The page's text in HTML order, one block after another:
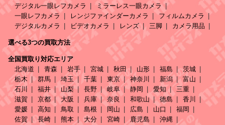
デジタル一眼レフカメラ
ミラーレス一眼カメラ
一眼レフカメラ
レンジファインダーカメラ
フィルムカメラ
デジタルカメラ
ビデオカメラ レンズ 三脚 カメラ用品
選べる3つの買取方法
全国買取り対応エリア
北海道
青森 岩手 宮城 秋田 山形 福島
茨城
栃木
群馬 埼玉 千葉 東京 神奈川 新潟
富山
石川
福井 山梨 長野 岐阜 静岡 愛知
三重
滋賀
京都 大阪 兵庫 奈良 和歌山 徳島
香川
愛媛
高知 鳥取 島根 岡山 広島 山口
福岡
佐賀
長崎 熊本 大分 宮崎 鹿児島 沖縄